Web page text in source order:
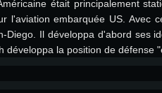
était principalement
l'aviation embarquée US. Avec
Diego. Il développa d'abord ses
développa la position de défense